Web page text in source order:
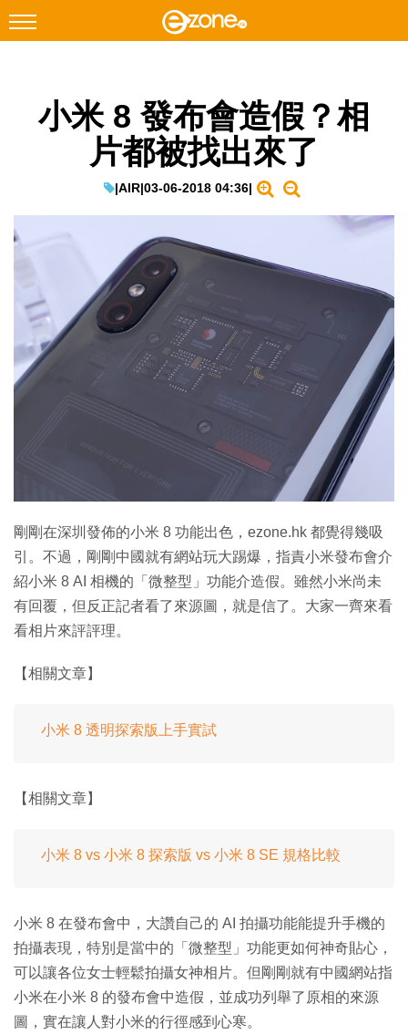
Facebook Instagram
遊戲動漫
IT Times
生成式AI與雲端應用
Enterprise Digital Transformation
小米 8 發布會造假？相
片都被找出來了
|AIR|03-06-2018 04:36|
剛剛在深圳發佈的小米 8 功能出色，ezone.hk 都覺得幾吸
引。不過，剛剛中國就有網站玩大踢爆，指責小米發布會介
紹小米 8 AI 相機的「微整型」功能介造假。雖然小米尚未
有回覆，但反正記者看了來源圖，就是信了。大家一齊來看
看相片來評評理。
【相關文章】
小米 8 透明探索版上手實試
【相關文章】
小米 8 vs 小米 8 探索版 vs 小米 8 SE 規格比較
小米 8 在發布會中，大讚自己的 AI 拍攝功能能提升手機的
拍攝表現，特別是當中的「微整型」功能更如何神奇貼心，
可以讓各位女士輕鬆拍攝女神相片。但剛剛就有中國網站指
小米在小米 8 的發布會中造假，並成功列舉了原相的來源
圖，實在讓人對小米的行徑感到心寒。